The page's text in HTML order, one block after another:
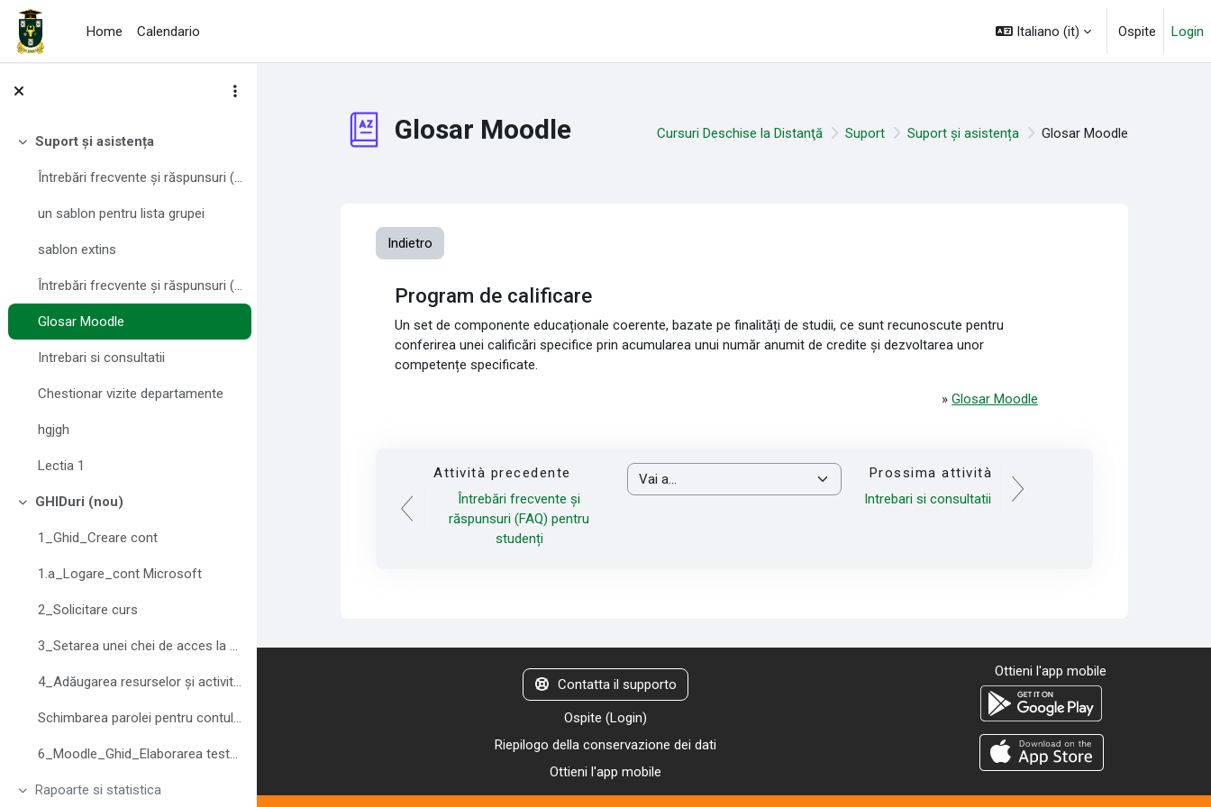
Vai al contenuto principale
Home
Calendario Italiano ‎(it)‎ Ospite Login
Minimizza
Suport și asistența
Întrebări frecvente și răspunsuri (FAQ) pentru profesori
un sablon pentru lista grupei
sablon extins
Întrebări frecvente și răspunsuri (FAQ) pentru studenți
Glosar Moodle
Intrebari si consultatii
Chestionar vizite departamente
hgjgh
Lectia 1
Minimizza
GHIDuri (nou)
1_Ghid_Creare cont
1.a_Logare_cont Microsoft
2_Solicitare curs
3_Setarea unei chei de acces la curs
4_Adăugarea resurselor și activităților
Schimbarea parolei pentru contul Moodle
6_Moodle_Ghid_Elaborarea testelor
Minimizza
Rapoarte si statistica
Glosar Moodle Cursuri Deschise la Distanţă Suport Suport și asistența Glosar Moodle
Indietro
Program de calificare
Un set de componente educaționale coerente, bazate pe finalități de studii, ce sunt recunoscute pentru
conferirea unei calificări specifice prin acumularea unui număr anumit de credite și dezvoltarea unor
competențe specificate.
»Glosar Moodle
Attività precedente
Întrebări frecvente și
răspunsuri (FAQ) pentru
studenți
Vai a...
Prossima attività
Intrebari si consultatii
Contattaci Contatta il supporto
Ospite (Login)
Riepilogo della conservazione dei dati
Ottieni l'app mobile
Ottieni l'app mobile